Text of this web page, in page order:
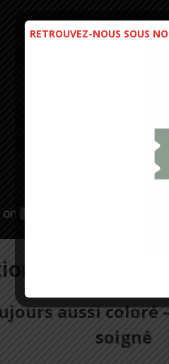
générale de
aussi coloré
soigné
RETROUVEZ-NOUS SOUS